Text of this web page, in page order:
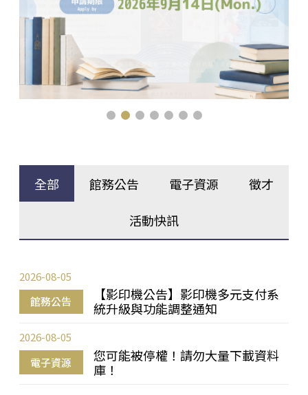
全部 館務公告 電子資源 徵才
活動快訊
館務公告
【影印機公告】影印機多元支付系
統升級與功能調整通知
2026-08-05
電子資源
您可能被停權！請勿大量下載資料
庫！
2026-08-05